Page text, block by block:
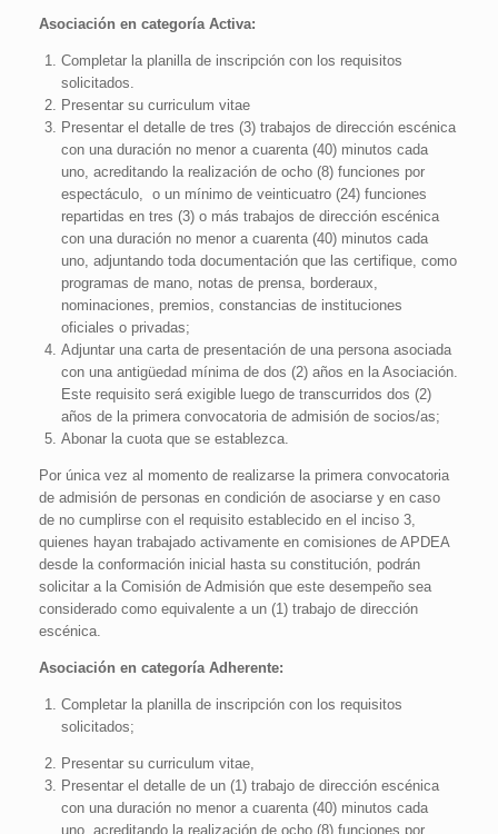
Asociación en categoría Activa:
Completar la planilla de inscripción con los requisitos
solicitados.
Presentar su curriculum vitae
Presentar el detalle de tres (3) trabajos de dirección escénica
con una duración no menor a cuarenta (40) minutos cada
uno, acreditando la realización de ocho (8) funciones por
espectáculo, o un mínimo de veinticuatro (24) funciones
repartidas en tres (3) o más trabajos de dirección escénica
con una duración no menor a cuarenta (40) minutos cada
uno, adjuntando toda documentación que las certifique, como
programas de mano, notas de prensa, borderaux,
nominaciones, premios, constancias de instituciones
oficiales o privadas;
Adjuntar una carta de presentación de una persona asociada
con una antigüedad mínima de dos (2) años en la Asociación.
Este requisito será exigible luego de transcurridos dos (2)
años de la primera convocatoria de admisión de socios/as;
Abonar la cuota que se establezca.
Por única vez al momento de realizarse la primera convocatoria
de admisión de personas en condición de asociarse y en caso
de no cumplirse con el requisito establecido en el inciso 3,
quienes hayan trabajado activamente en comisiones de APDEA
desde la conformación inicial hasta su constitución, podrán
solicitar a la Comisión de Admisión que este desempeño sea
considerado como equivalente a un (1) trabajo de dirección
escénica.
Asociación en categoría Adherente:
Completar la planilla de inscripción con los requisitos
solicitados;
Presentar su curriculum vitae,
Presentar el detalle de un (1) trabajo de dirección escénica
con una duración no menor a cuarenta (40) minutos cada
uno, acreditando la realización de ocho (8) funciones por